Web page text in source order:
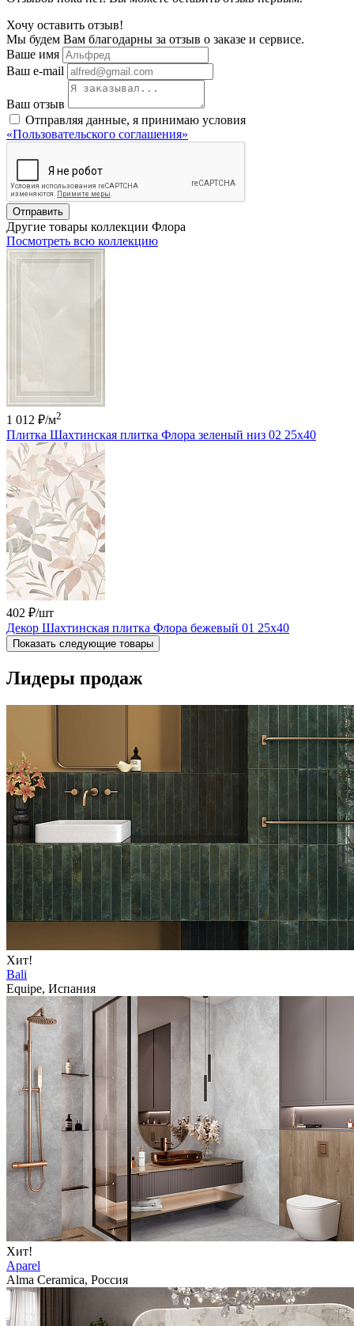
Хочу оставить отзыв!
Мы будем Вам благодарны за отзыв о заказе и сервисе.
Ваше имя
Ваш e-mail
Ваш отзыв
Отправляя данные, я принимаю условия
«Пользовательского соглашения»
Отправить
Другие товары коллекции Флора
Посмотреть всю коллекцию
1 012 ₽/м2
Плитка Шахтинская плитка Флора зеленый низ 02 25х40
402 ₽/шт
Декор Шахтинская плитка Флора бежевый 01 25х40
Показать следующие товары
Лидеры продаж
Хит!
Bali
Equipe, Испания
Хит!
Aparel
Alma Ceramica, Россия